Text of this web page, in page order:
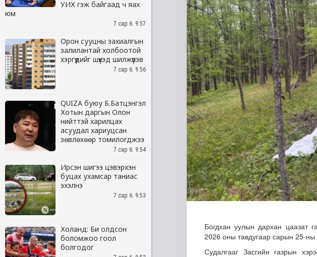
УИХ гэж байгаад ч яах
юм
7 сар 6. 9:57
Орон сууцны захиалгын
залилантай холбоотой
хэргүүдийг шүүхэд шилжүүлэв
7 сар 6. 9:56
QUIZA буюу Б.Батцэнгэл
Хотын даргын Олон
нийттэй харилцах
асуудал хариуцсан
зөвлөхөөр томилогджээ
7 сар 6. 9:54
Ирсэн шигээ цэвэрхэн
буцах ухамсар таниас
эхэлнэ
7 сар 6. 9:53
Холанд: Би олдсон
боломжоо гоол
болгодог